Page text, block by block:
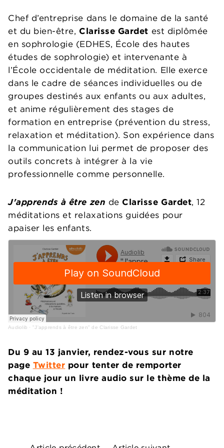
Chef d’entreprise dans le domaine de la santé
et du bien-être, Clarisse Gardet est diplômée
en sophrologie (EDHES, École des hautes
études de sophrologie) et intervenante à
l’École occidentale de méditation. Elle exerce
dans le cadre de séances individuelles ou de
groupes destinés aux enfants ou aux adultes,
et anime régulièrement des stages de
formation en entreprise (prévention du stress,
relaxation et méditation). Son expérience dans
la communication lui permet de proposer des
outils concrets à intégrer à la vie
professionnelle comme personnelle.
J'apprends à être zen de Clarisse Gardet, 12
méditations et relaxations guidées pour
apaiser les enfants.
Audiolib · "J'apprends à être zen" de Clarisse Gardet
Du 9 au 13 janvier, rendez-vous sur notre
page Twitter pour tenter de remporter
chaque jour un livre audio sur le thème de la
méditation !